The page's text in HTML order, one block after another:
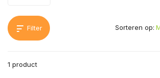
Filter
1 product
Sorteren op: